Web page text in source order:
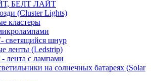
БЕЛТ ЛАЙТ
(Cluster Lights)
кластеры
шнур
ленты (Ledstrip)
с лампами
на солнечных батареях (Solar